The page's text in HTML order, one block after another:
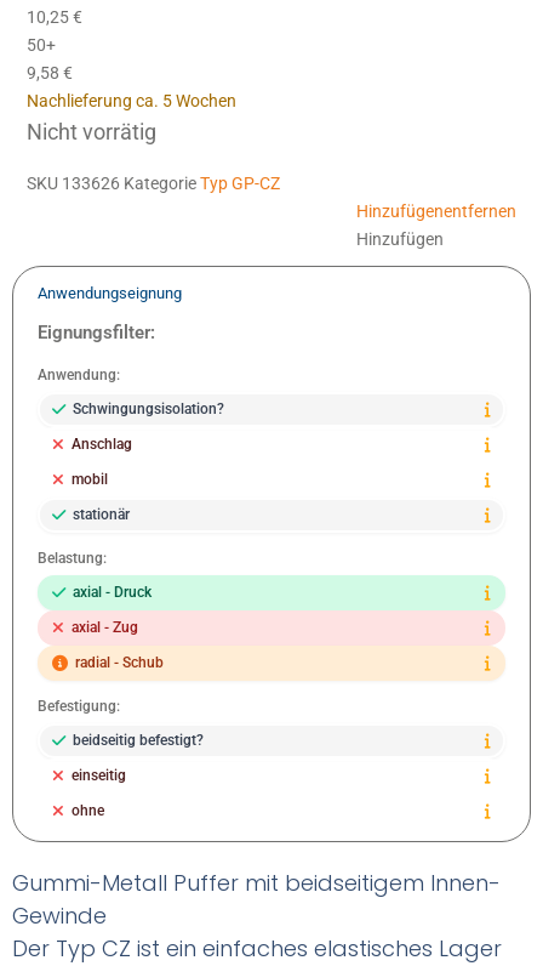
Hinzufügenentfernen
Hinzufügen
10,25€
50+
9,58€
Nachlieferung ca. 5 Wochen
Nicht vorrätig
SKU 133626 Kategorie Typ GP-CZ
Anwendungseignung
Eignungsfilter:
Anwendung:
Schwingungsisolation?
Anschlag
mobil
stationär
Belastung:
axial - Druck
axial - Zug
radial - Schub
Befestigung:
beidseitig befestigt?
einseitig
ohne
Gummi-Metall Puffer mit beidseitigem Innen-
Gewinde
Der Typ CZ ist ein einfaches elastisches Lager